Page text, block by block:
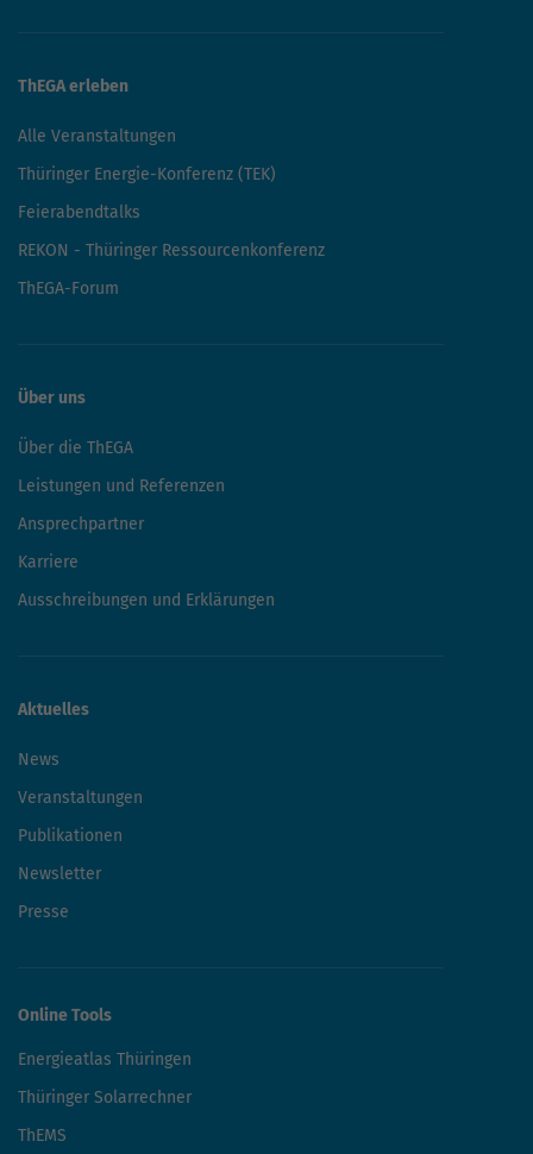
ThEGA erleben
Alle Veranstaltungen
Thüringer Energie-Konferenz (TEK)
Feierabendtalks
REKON - Thüringer Ressourcenkonferenz
ThEGA-Forum
Über uns
Über die ThEGA
Leistungen und Referenzen
Ansprechpartner
Karriere
Ausschreibungen und Erklärungen
Aktuelles
News
Veranstaltungen
Publikationen
Newsletter
Presse
Online Tools
Energieatlas Thüringen
Thüringer Solarrechner
ThEMS